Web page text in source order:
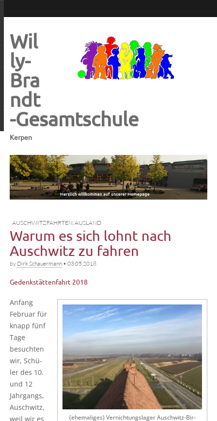
Wil
ly-
Bra
ndt
-Gesamtschule
Kerpen
AUSCHWITZFAHRTEN AUSLAND
Warum es sich lohnt nach
Auschwitz zu fahren
by Dirk Schauermann • 03.05.2018
Gedenkstättenfahrt 2018
(ehe­ma­li­ges) Ver­nich­tungs­la­ger Ausch­witz-Bir­
Anfang
Febru­ar für
knapp fünf
Tage
besuch­ten
wir, Schü­
ler des 10.
und 12
Jahr­gangs,
Ausch­witz,
weil wir es